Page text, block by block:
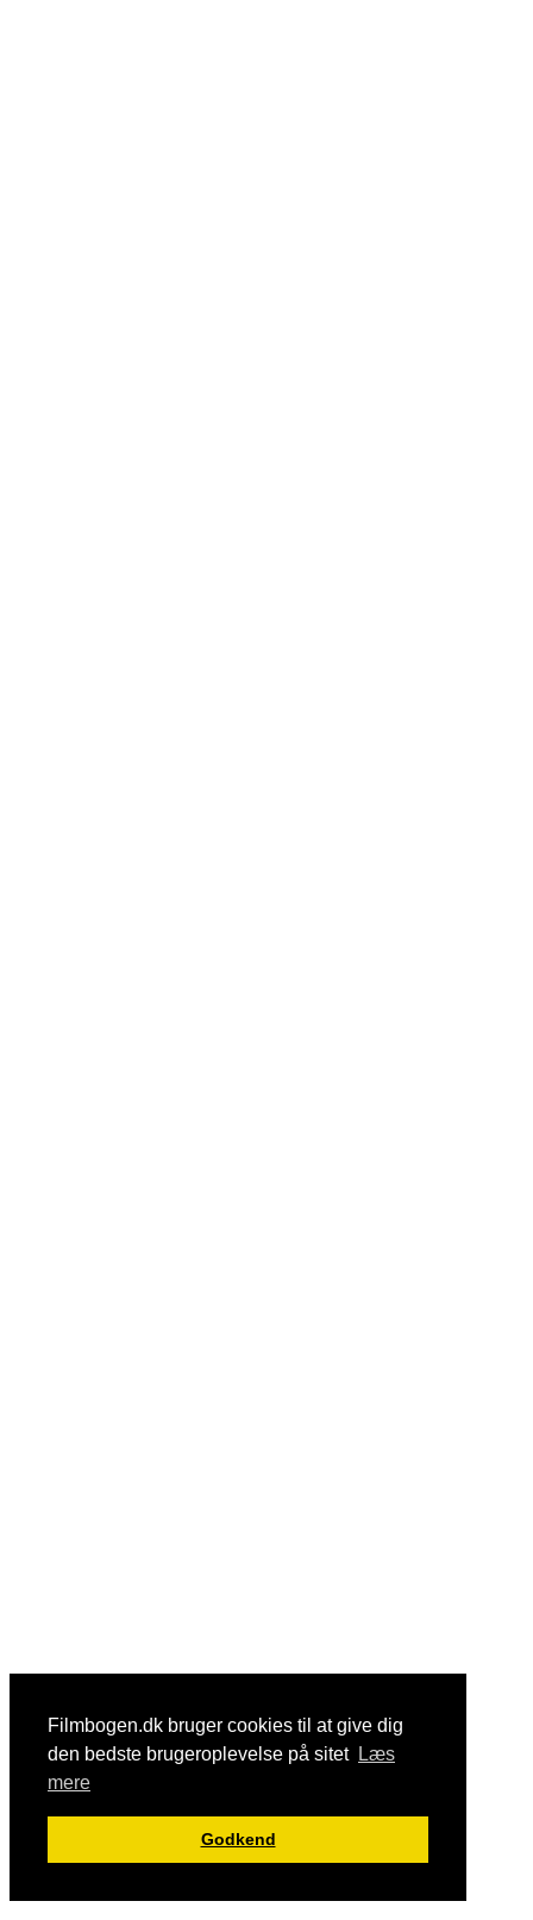
Filmbogen.dk bruger cookies til at give dig
den bedste brugeroplevelse på sitet Læs
mere
Godkend